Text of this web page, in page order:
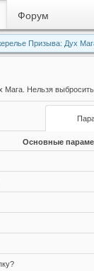
Форум
Призыва: Дух
Мага. Нельзя
Основные